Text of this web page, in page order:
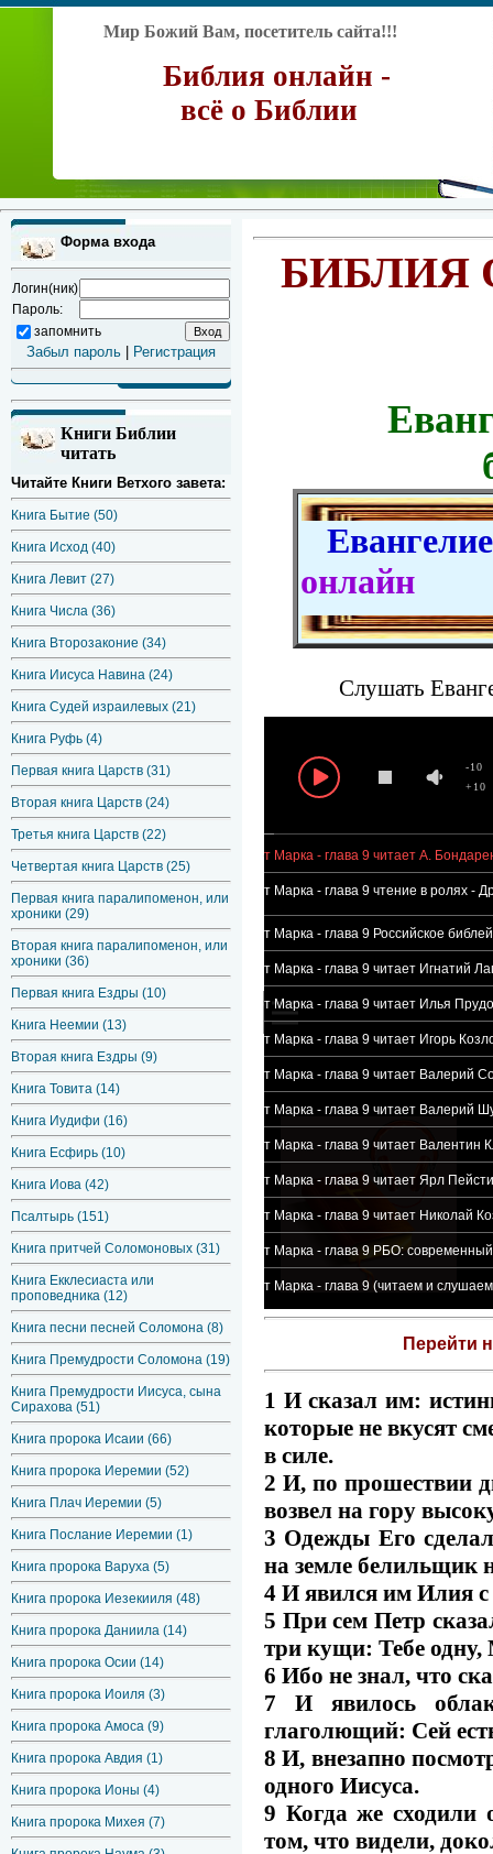
Мир Божий Вам, посетитель сайта!!!
Библия онлайн -
всё о Библии
Форма входа
Логин(ник)
Пароль:
запомнить
Забыл пароль Регистрация
Книги Библии
читать
Читайте Книги Ветхого завета:
Книга Бытие (50)
Книга Исход (40)
Книга Левит (27)
Книга Числа (36)
Книга Второзаконие (34)
Книга Иисуса Навина (24)
Книга Судей израилевых (21)
Книга Руфь (4)
Первая книга Царств (31)
Вторая книга Царств (24)
Третья книга Царств (22)
Четвертая книга Царств (25)
Первая книга паралипоменон, или
хроники (29)
Вторая книга паралипоменон, или
хроники (36)
Первая книга Ездры (10)
Книга Неемии (13)
Вторая книга Ездры (9)
Книга Товита (14)
Книга Иудифи (16)
Книга Есфирь (10)
Книга Иова (42)
Псалтырь (151)
Книга притчей Соломоновых (31)
Книга Екклесиаста или
проповедника (12)
Книга песни песней Соломона (8)
Книга Премудрости Соломона (19)
Книга Премудрости Иисуса, сына
Сирахова (51)
Книга пророка Исаии (66)
Книга пророка Иеремии (52)
Книга Плач Иеремии (5)
Книга Послание Иеремии (1)
Книга пророка Варуха (5)
Книга пророка Иезекииля (48)
Книга пророка Даниила (14)
Книга пророка Осии (14)
Книга пророка Иоиля (3)
Книга пророка Амоса (9)
Книга пророка Авдия (1)
Книга пророка Ионы (4)
Книга пророка Михея (7)
БИБЛИЯ
онлайн
Слушать
+10
-10
Евангелие от Марка - глава 9 читает А.
Евангелие от Марка - глава 9 чтение в ролях
Евангелие от Марка - глава 9 Росcийское
Евангелие от Марка - глава 9 читает Игнатий
Евангелие от Марка - глава 9 читает Илья
Евангелие от Марка - глава 9 читает Игорь
Евангелие от Марка - глава 9 читает Валерий
Евангелие от Марка - глава 9 читает Валерий
Евангелие от Марка - глава 9 читает Валентин
Евангелие от Марка - глава 9 читает Ярл Пейсти
Евангелие от Марка - глава 9 читает Николай
Евангелие от Марка - глава 9 РБО:
Евангелие от Марка - глава 9 (читаем и
Перейти
1 И сказал им:
которые не вкусят
в силе.
2 И, по прошествии
возвел на гору
3 Одежды Его
на земле белильщик
4 И явился им Илия с
5 При сем Петр
три кущи: Тебе
6 Ибо не знал, что
7 И явилось
глаголющий: Сей
8 И, внезапно
одного Иисуса.
9 Когда же сходили
том, что видели,